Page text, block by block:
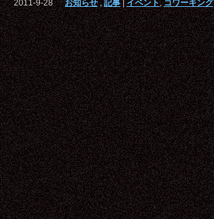
2011-9-28 お知らせ,記事|イベント,コワーキング